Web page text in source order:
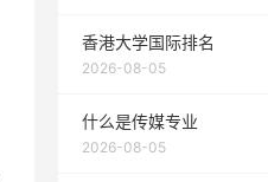
香港大学国际排名
2026-08-05
什么是传媒专业
2026-08-05